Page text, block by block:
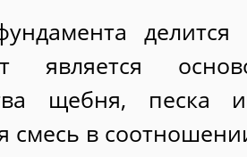
является
щебня,
смесь в